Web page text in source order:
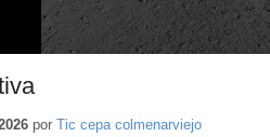
por Tic cepa colmenarviejo